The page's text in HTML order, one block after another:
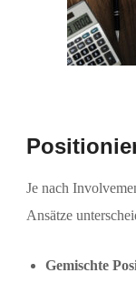
Je nach
Ansätze
Gemischte